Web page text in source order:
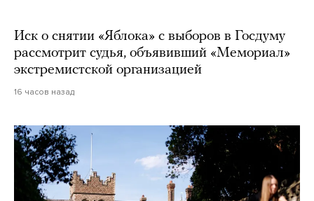
Иск о снятии «Яблока» с выборов в Госдуму
рассмотрит судья, объявивший «Мемориал»
экстремистской организацией
16 часов назад